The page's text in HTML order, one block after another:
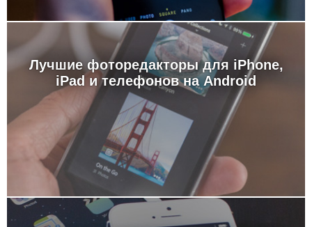
Лучшие фоторедакторы для iPhone,
iPad и телефонов на Android